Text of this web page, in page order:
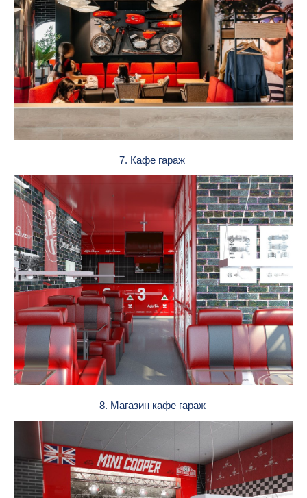
7. Кафе гараж
8. Магазин кафе гараж